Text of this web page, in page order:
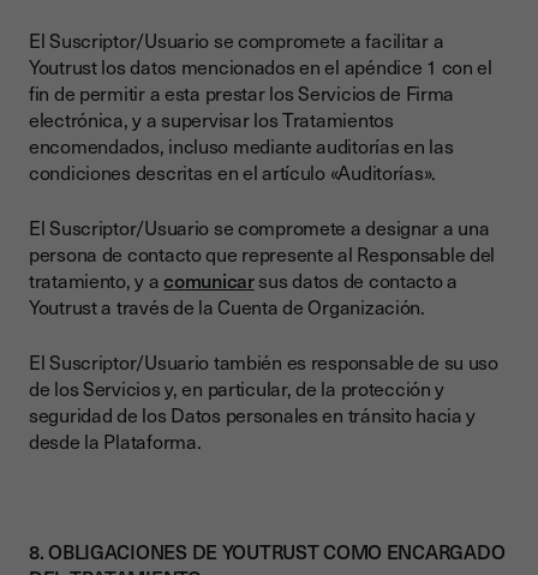
El Suscriptor/Usuario se compromete a facilitar a
Youtrust los datos mencionados en el apéndice 1 con el
fin de permitir a esta prestar los Servicios de Firma
electrónica, y a supervisar los Tratamientos
encomendados, incluso mediante auditorías en las
condiciones descritas en el artículo «Auditorías».
El Suscriptor/Usuario se compromete a designar a una
persona de contacto que represente al Responsable del
tratamiento, y acomunicarsus datos de contacto a
Youtrust a través de la Cuenta de Organización.
El Suscriptor/Usuario también es responsable de su uso
de los Servicios y, en particular, de la protección y
seguridad de los Datos personales en tránsito hacia y
desde la Plataforma.
8. OBLIGACIONES DE YOUTRUST COMO ENCARGADO